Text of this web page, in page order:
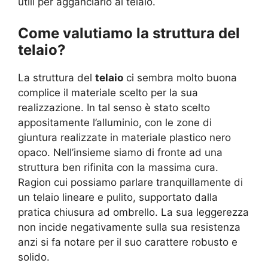
Come valutiamo la struttura del
telaio?
La struttura del telaio ci sembra molto buona
complice il materiale scelto per la sua
realizzazione. In tal senso è stato scelto
appositamente l’alluminio, con le zone di
giuntura realizzate in materiale plastico nero
opaco. Nell’insieme siamo di fronte ad una
struttura ben rifinita con la massima cura.
Ragion cui possiamo parlare tranquillamente di
un telaio lineare e pulito, supportato dalla
pratica chiusura ad ombrello. La sua leggerezza
non incide negativamente sulla sua resistenza
anzi si fa notare per il suo carattere robusto e
solido.